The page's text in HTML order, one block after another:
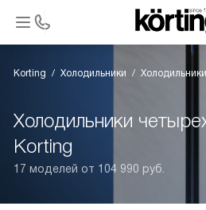
Korting Холодильники
Холодильники
Korting
17 моделей от 104 990 руб.